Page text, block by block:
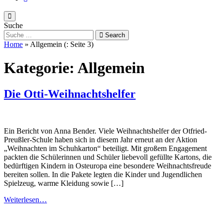
Suche
Search
Home » Allgemein (: Seite 3)
Kategorie: Allgemein
Die Otti-Weihnachtshelfer
Ein Bericht von Anna Bender. Viele Weihnachtshelfer der Otfried-
Preußler-Schule haben sich in diesem Jahr erneut an der Aktion
„Weihnachten im Schuhkarton“ beteiligt. Mit großem Engagement
packten die Schülerinnen und Schüler liebevoll gefüllte Kartons, die
bedürftigen Kindern in Osteuropa eine besondere Weihnachtsfreude
bereiten sollen. In die Pakete legten die Kinder und Jugendlichen
Spielzeug, warme Kleidung sowie […]
Weiterlesen…